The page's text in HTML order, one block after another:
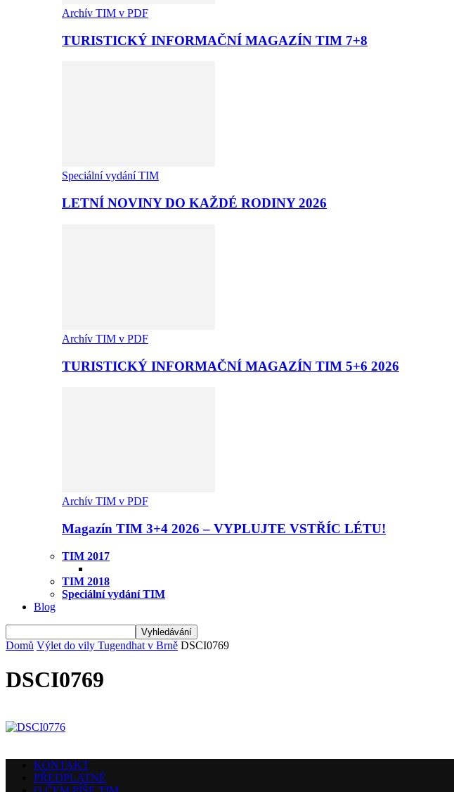
Archív TIM v PDF
TURISTICKÝ INFORMAČNÍ MAGAZÍN TIM 7+8
Speciální vydání TIM
LETNÍ NOVINY DO KAŽDÉ RODINY 2026
Archív TIM v PDF
TURISTICKÝ INFORMAČNÍ MAGAZÍN TIM 5+6 2026
Archív TIM v PDF
Magazín TIM 3+4 2026 – VYPLUJTE VSTŘÍC LÉTU!
TIM 2017
TIM 2018
Speciální vydání TIM
Blog
Domů Výlet do vily Tugendhat v Brně DSCI0769
DSCI0769
KONTAKT
PŘEDPLATNÉ